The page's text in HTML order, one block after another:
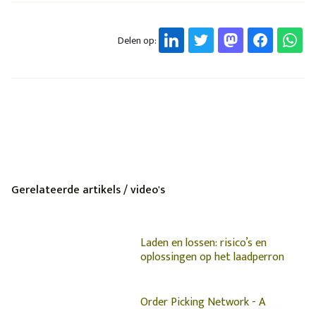
Delen op:
Gerelateerde artikels / video's
Laden en lossen: risico’s en
oplossingen op het laadperron
Order Picking Network - A